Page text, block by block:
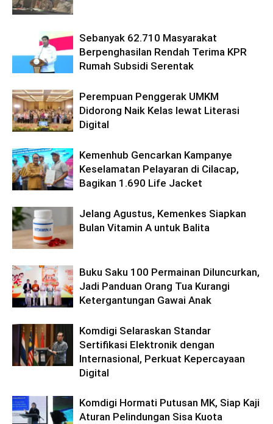
Sebanyak 62.710 Masyarakat
Berpenghasilan Rendah Terima KPR
Rumah Subsidi Serentak
Perempuan Penggerak UMKM
Didorong Naik Kelas lewat Literasi
Digital
Kemenhub Gencarkan Kampanye
Keselamatan Pelayaran di Cilacap,
Bagikan 1.690 Life Jacket
Jelang Agustus, Kemenkes Siapkan
Bulan Vitamin A untuk Balita
Buku Saku 100 Permainan Diluncurkan,
Jadi Panduan Orang Tua Kurangi
Ketergantungan Gawai Anak
Komdigi Selaraskan Standar
Sertifikasi Elektronik dengan
Internasional, Perkuat Kepercayaan
Digital
Komdigi Hormati Putusan MK, Siap Kaji
Aturan Pelindungan Sisa Kuota